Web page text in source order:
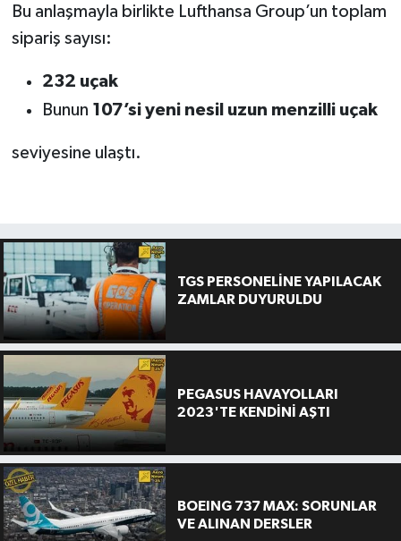
Bu anlaşmayla birlikte Lufthansa Group’un toplam
sipariş sayısı:
232 uçak
Bunun 107’si yeni nesil uzun menzilli uçak
seviyesine ulaştı.
TGS PERSONELİNE YAPILACAK
ZAMLAR DUYURULDU
PEGASUS HAVAYOLLARI
2023'TE KENDİNİ AŞTI
BOEING 737 MAX: SORUNLAR
VE ALINAN DERSLER